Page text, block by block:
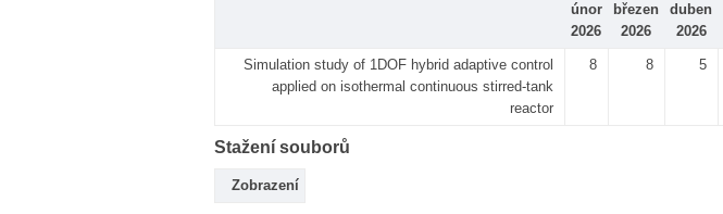
únor
2026
březen
2026
duben
2026
Simulation study of 1DOF hybrid adaptive control
applied on isothermal continuous stirred-tank
reactor
8 8 5
Stažení souborů
Zobrazení